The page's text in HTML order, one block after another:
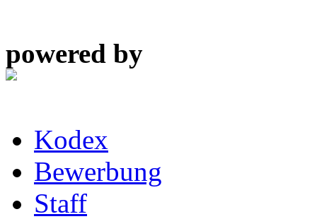
powered by
Kodex
Bewerbung
Staff